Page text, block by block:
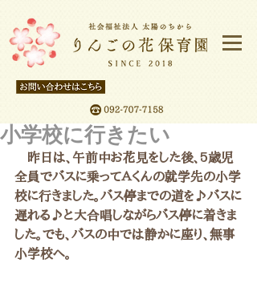
小学校に行きたい
昨日は、午前中お花見をした後、5歳児
全員でバスに乗ってＡくんの就学先の小学
校に行きました。バス停までの道を♪バスに
遅れる♪と大合唱しながらバス停に着きま
した。でも、バスの中では静かに座り、無事
小学校へ。